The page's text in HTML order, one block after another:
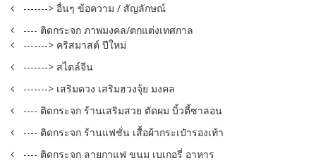
-------> อื่นๆ ข้อความ / สัญลักษณ์
---- ติดกระจก ภาพมงคล/ตกแต่งเทศกาล
-------> คริสมาสต์ ปีใหม่
-------> สไตล์จีน
-------> เสริมดวง เสริมฮวงจุ้ย มงคล
---- ติดกระจก ร้านเสริมสวย ตัดผม บิ้วตี้ซาลอน
---- ติดกระจก ร้านแฟชั่น เสื้อผ้ากระเป๋ารองเท้า
---- ติดกระจก ลายกาแฟ ขนม เบเกอรี่ อาหาร